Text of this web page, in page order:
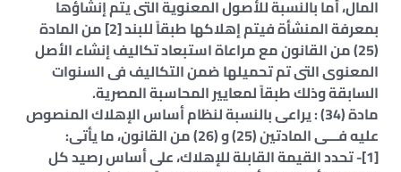
المال، أما بالنسبة للأصول المعنوية التى يتم إنشاؤها
بمعرفة المنشأة فيتم إهلاكها طبقاً للبند [2] من المادة
(25) من القانون مع مراعاة استبعاد تكاليف إنشاء الأصل
المعنوى التى تم تحميلها ضمن التكاليف فى السنوات
السابقة وذلك طبقاً لمعايير المحاسبة المصرية.
مادة (34) : يراعى بالنسبة لنظام أساس الإهلاك المنصوص
عليه فـــى المادتين (25) و (26) من القانون، ما يأتى:
[1]- تحدد القيمة القابلة للإهلاك، على أساس رصيد كل